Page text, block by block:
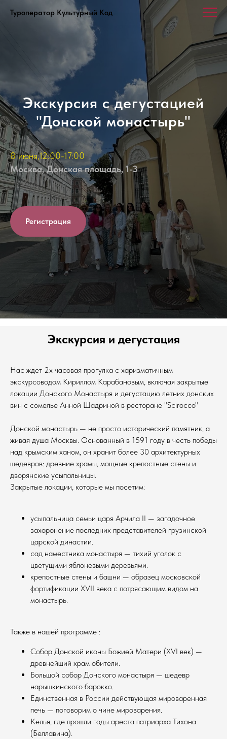
Туроператор Культурный Код
Экскурсия с дегустацией
"Донской монастырь"
8 июня,12:00-17:00
Москва, Донская площадь, 1-3
Регистрация
Экскурсия и дегустация
Нас ждет 2х часовая прогулка с харизматичным
экскурсоводом Кириллом Карабановым, включая закрытые
локации Донского Монастыря и дегустацию летних донских
вин с сомелье Анной Шадриной в ресторане "Scirocco"
Донской монастырь — не просто исторический памятник, а
живая душа Москвы. Основанный в 1591 году в честь победы
над крымским ханом, он хранит более 30 архитектурных
шедевров: древние храмы, мощные крепостные стены и
дворянские усыпальницы.
Закрытые локации, которые мы посетим:
усыпальница семьи царя Арчила II — загадочное
захоронение последних представителей грузинской
царской династии.
сад наместника монастыря — тихий уголок с
цветущими яблоневыми деревьями.
крепостные стены и башни — образец московской
фортификации XVII века с потрясающим видом на
монастырь.
Также в нашей программе :
Собор Донской иконы Божией Матери (XVI век) —
древнейший храм обители.
Большой собор Донского монастыря — шедевр
нарышкинского барокко.
Единственная в России действующая мироваренная
печь — поговорим о чине мироварения.
Келья, где прошли годы ареста патриарха Тихона
(Беллавина).